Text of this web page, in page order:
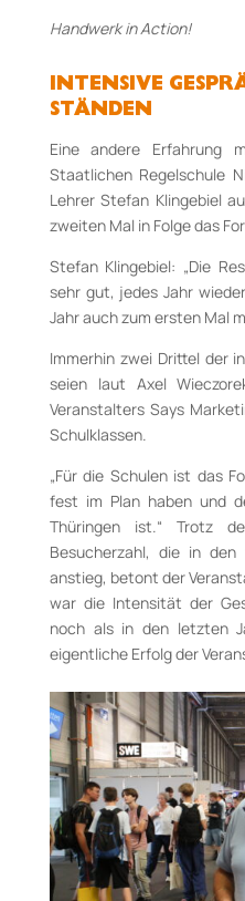
Handwerk in Action!
INTENSIVE
STÄNDEN
Eine andere Erfahrung
Staatlichen Regelschule
Lehrer Stefan Klingebiel
zweiten Mal in Folge das
Stefan Klingebiel: „Die
sehr gut, jedes Jahr
Jahr auch zum ersten Mal
Immerhin zwei Drittel der
seien laut Axel
Veranstalters Says
Schulklassen.
„Für die Schulen ist das
fest im Plan haben und
Thüringen ist.“ Trotz
Besucherzahl, die in
anstieg, betont der
war die Intensität der
noch als in den letzten
eigentliche Erfolg der